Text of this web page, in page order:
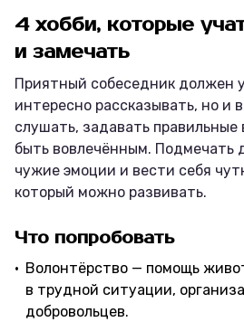
4 хобби, которые
и замечать
Приятный собеседник должен
интересно рассказывать, но и
слушать, задавать правильные
быть вовлечённым. Подмечать
чужие эмоции и вести себя
который можно развивать.
Что попробовать
Волонтёрство — помощь
в трудной ситуации,
добровольцев.